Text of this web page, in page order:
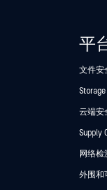
平
文件安
云端安
Supply
网络检
外围和